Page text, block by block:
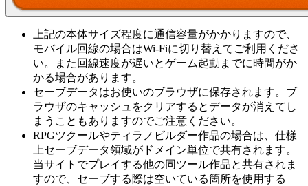
上記の本体サイズ程度に通信容量がかかりますので、
モバイル回線の場合はWi-Fiに切り替えてご利用くださ
い。また回線速度が遅いとゲーム起動までに時間がか
かる場合があります。
セーブデータはお使いのブラウザに保存されます。ブ
ラウザのキャッシュをクリアするとデータが消えてし
まうこともありますのでご注意ください。
RPGツクールやティラノビルダー作品の場合は、仕様
上セーブデータ領域がドメイン単位で共有されます。
当サイトでプレイする他の同ツール作品と共有されま
すので、セーブする際は空いている箇所を使用する